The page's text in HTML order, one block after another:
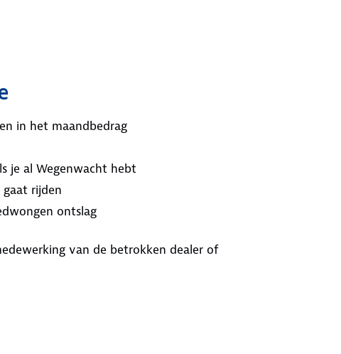
in het maandbedrag
je al Wegenwacht hebt
rijden
ontslag
van de betrokken dealer of